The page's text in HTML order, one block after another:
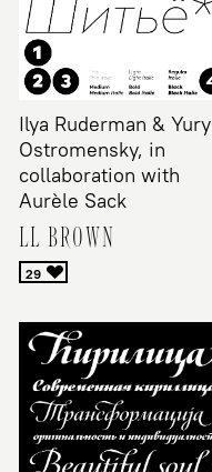
Ilya Ruderman & Yury
Ostromensky, in
collaboration with
Aurèle Sack
LL BROWN